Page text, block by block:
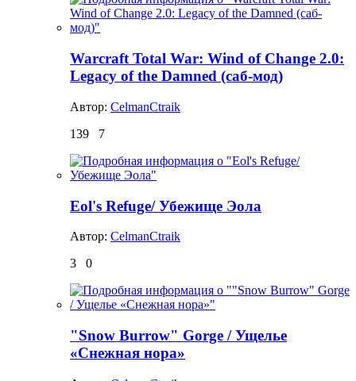
Warcraft Total War: Wind of Change 2.0:
Legacy of the Damned (саб-мод)
Автор: CelmanCtraik
139
7
Eol's Refuge/ Убежище Эола
Автор: CelmanCtraik
3
0
"Snow Burrow" Gorge / Ущелье
«Снежная нора»